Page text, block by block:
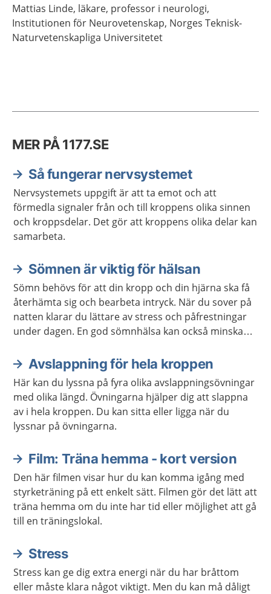
Mattias Linde, läkare, professor i neurologi,
Institutionen för Neurovetenskap, Norges Teknisk-
Naturvetenskapliga Universitetet
MER PÅ 1177.SE
Så fungerar nervsystemet
Nervsystemets uppgift är att ta emot och att
förmedla signaler från och till kroppens olika sinnen
och kroppsdelar. Det gör att kroppens olika delar kan
samarbeta.
Sömnen är viktig för hälsan
Sömn behövs för att din kropp och din hjärna ska få
återhämta sig och bearbeta intryck. När du sover på
natten klarar du lättare av stress och påfrestningar
under dagen. En god sömnhälsa kan också minska
Avslappning för hela kroppen
Här kan du lyssna på fyra olika avslappningsövningar
med olika längd. Övningarna hjälper dig att slappna
av i hela kroppen. Du kan sitta eller ligga när du
lyssnar på övningarna.
Film: Träna hemma - kort version
Den här filmen visar hur du kan komma igång med
styrketräning på ett enkelt sätt. Filmen gör det lätt att
träna hemma om du inte har tid eller möjlighet att gå
till en träningslokal.
Stress
Stress kan ge dig extra energi när du har bråttom
eller måste klara något viktigt. Men du kan må dåligt